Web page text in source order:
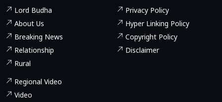
Lord Budha
About Us
Breaking News
Relationship
Rural
Regional Video
Video
Privacy Policy
Hyper Linking Policy
Copyright Policy
Disclaimer